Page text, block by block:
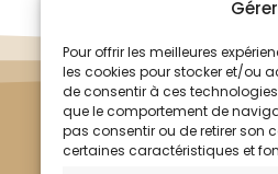
Pour offrir les meilleures
les cookies pour stocker et/ou
de consentir à ces
que le comportement de
pas consentir ou de retirer son
certaines caractéristiques et